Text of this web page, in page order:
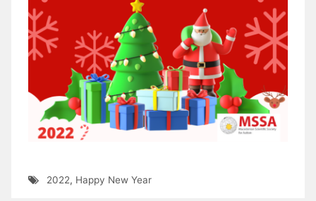
2022, Happy New Year